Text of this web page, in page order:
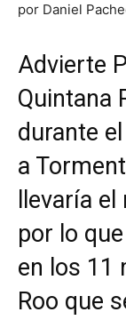
por Daniel
Advierte
Quintana
durante
a
llevaría
por lo
en los 11
Roo que